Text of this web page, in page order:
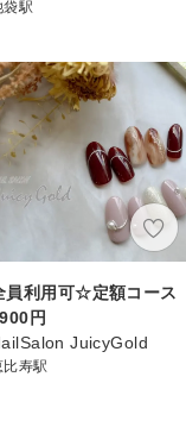
袋駅
員利用可☆定額コース
円
JuicyGold
比寿駅